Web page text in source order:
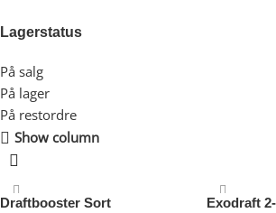
Lagerstatus
På salg
På lager
På restordre
Show column
Draftbooster Sort
Exodraft